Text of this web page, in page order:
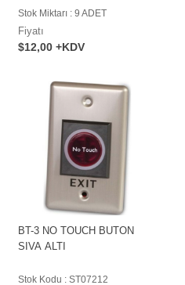
Stok Miktarı : 9 ADET
Fiyatı
$12,00 +KDV
BT-3 NO TOUCH BUTON
SIVA ALTI
Stok Kodu : ST07212